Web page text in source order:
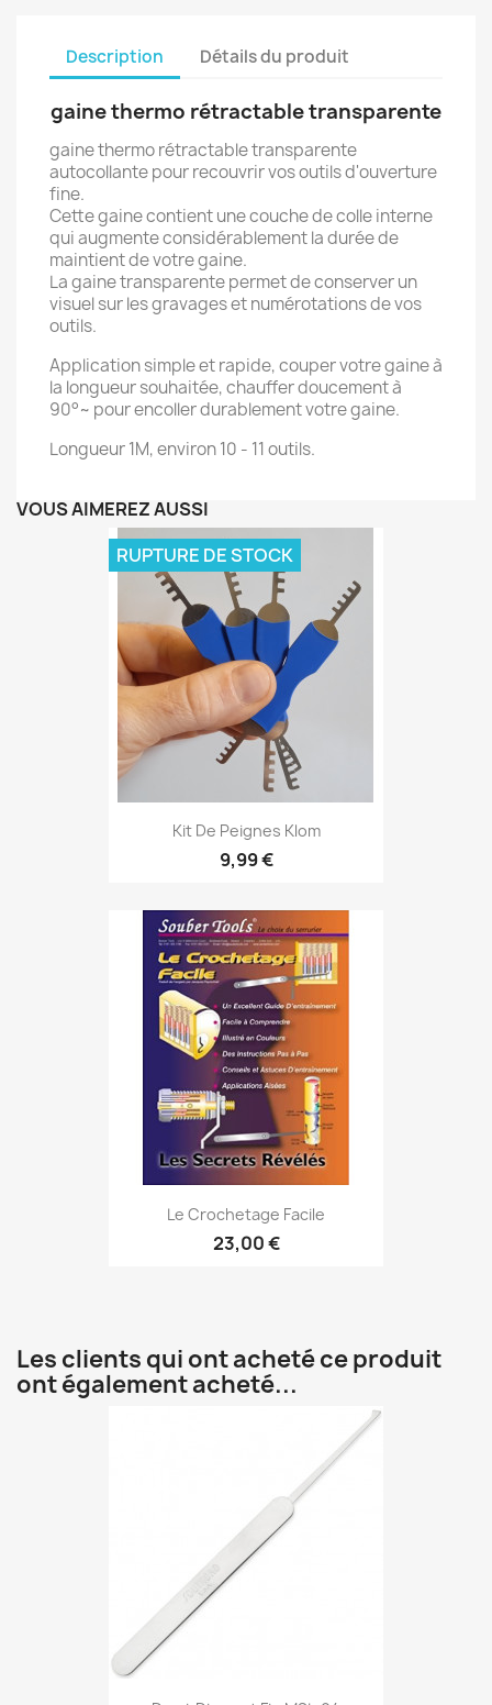
Description Détails du produit
gaine thermo rétractable transparente
gaine thermo rétractable transparente
autocollante pour recouvrir vos outils d'ouverture
fine.
Cette gaine contient une couche de colle interne
qui augmente considérablement la durée de
maintient de votre gaine.
La gaine transparente permet de conserver un
visuel sur les gravages et numérotations de vos
outils.
Application simple et rapide, couper votre gaine à
la longueur souhaitée, chauffer doucement à
90°~ pour encoller durablement votre gaine.
Longueur 1M, environ 10 - 11 outils.
VOUS AIMEREZ AUSSI
Kit De Peignes Klom
9,99 €
RUPTURE DE STOCK
Le Crochetage Facile
23,00 €
Les clients qui ont acheté ce produit
ont également acheté...